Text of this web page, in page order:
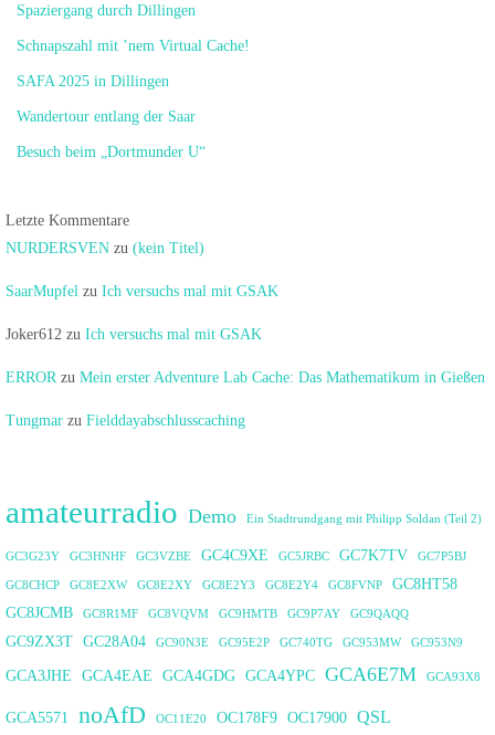
Spaziergang durch Dillingen
Schnapszahl mit ’nem Virtual Cache!
SAFA 2025 in Dillingen
Wandertour entlang der Saar
Besuch beim „Dortmunder U“
Letzte Kommentare
NURDERSVEN zu (kein Titel)
SaarMupfel zu Ich versuchs mal mit GSAK
Joker612 zu Ich versuchs mal mit GSAK
ERROR zu Mein erster Adventure Lab Cache: Das Mathematikum in Gießen
Tungmar zu Fielddayabschlusscaching
amateurradio Demo Ein Stadtrundgang mit Philipp Soldan (Teil 2)
GC3G23Y GC3HNHF GC3VZBE GC4C9XE GC5JRBC GC7K7TV GC7P5BJ
GC8CHCP GC8E2XW GC8E2XY GC8E2Y3 GC8E2Y4 GC8FVNP
GC8HT58
GC8JCMB
GC8R1MF GC8VQVM GC9HMTB GC9P7AY GC9QAQQ
GC9ZX3T GC28A04 GC90N3E GC95E2P GC740TG GC953MW GC953N9
GCA3JHE GCA4EAE GCA4GDG GCA4YPC GCA6E7M GCA93X8
GCA5571 noAfD OC11E20 OC178F9 OC17900 QSL